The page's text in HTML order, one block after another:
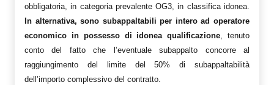
obbligatoria, in categoria prevalente OG3, in classifica idonea.
In alternativa, sono subappaltabili per intero ad operatore
economico in possesso di idonea qualificazione, tenuto
conto del fatto che
l’eventuale subappalto concorre al
raggiungimento del limite del 50% di subappaltabilità
dell’importo complessivo del contratto.